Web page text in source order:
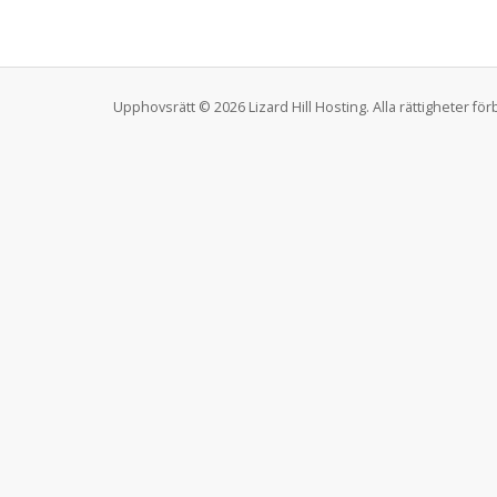
Upphovsrätt © 2026 Lizard Hill Hosting. Alla rättigheter